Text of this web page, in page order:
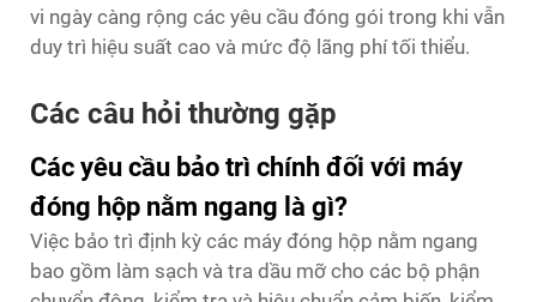
vi ngày càng rộng các yêu cầu đóng gói trong khi vẫn
duy trì hiệu suất cao và mức độ lãng phí tối thiểu.
Các câu hỏi thường gặp
Các yêu cầu bảo trì chính đối với máy
đóng hộp nằm ngang là gì?
Việc bảo trì định kỳ các máy đóng hộp nằm ngang
bao gồm làm sạch và tra dầu mỡ cho các bộ phận